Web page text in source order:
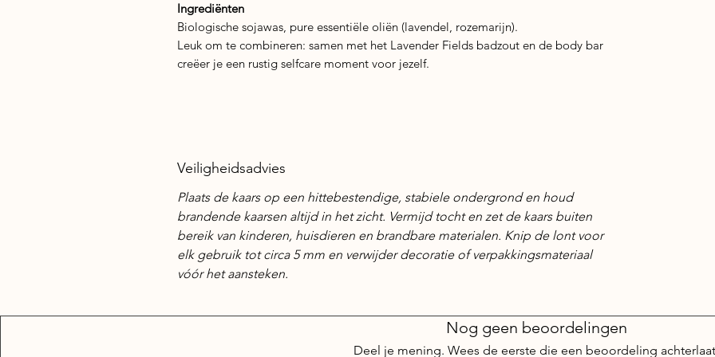
Ingrediënten
Biologische sojawas, pure essentiële oliën (lavendel, rozemarijn).
Leuk om te combineren: samen met het Lavender Fields badzout en de body bar
creëer je een rustig selfcare moment voor jezelf.
Veiligheidsadvies
Plaats de kaars op een hittebestendige, stabiele ondergrond en houd
brandende kaarsen altijd in het zicht. Vermijd tocht en zet de kaars buiten
bereik van kinderen, huisdieren en brandbare materialen. Knip de lont voor
elk gebruik tot circa 5 mm en verwijder decoratie of verpakkingsmateriaal
vóór het aansteken.
Nog geen beoordelingen
Deel je mening. Wees de eerste die een beoordeling